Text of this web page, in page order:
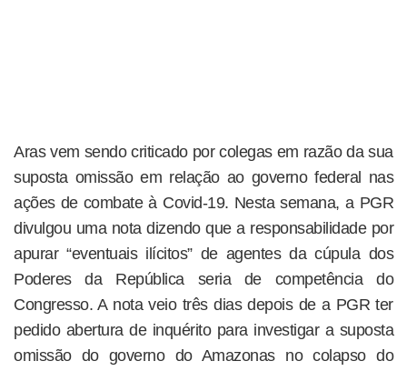
Aras vem sendo criticado por colegas em razão da sua
suposta omissão em relação ao governo federal nas
ações de combate à Covid-19. Nesta semana, a PGR
divulgou uma nota dizendo que a responsabilidade por
apurar “eventuais ilícitos” de agentes da cúpula dos
Poderes da República seria de competência do
Congresso. A nota veio três dias depois de a PGR ter
pedido abertura de inquérito para investigar a suposta
omissão do governo do Amazonas no colapso do